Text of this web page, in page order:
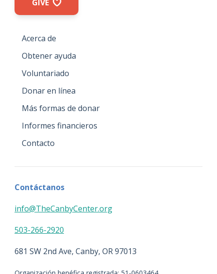
GIVE
Acerca de
Obtener ayuda
Voluntariado
Donar en línea
Más formas de donar
Informes financieros
Contacto
Contáctanos
info@TheCanbyCenter.org
503-266-2920
681 SW 2nd Ave, Canby, OR 97013